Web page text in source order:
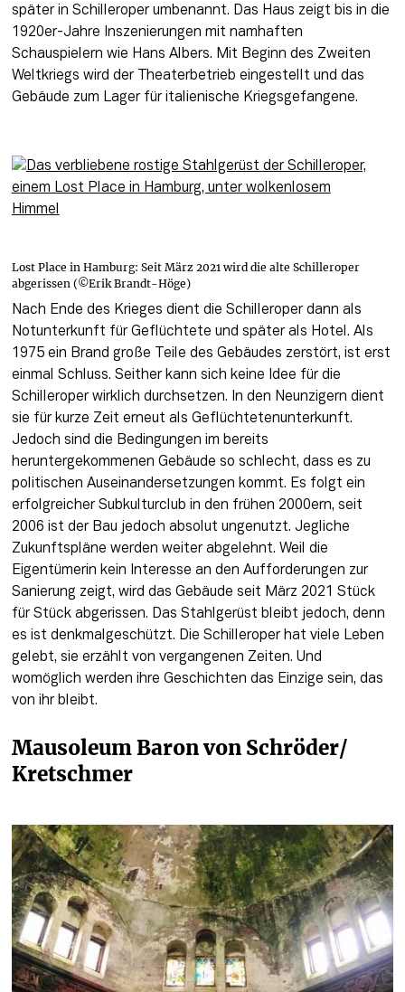
später in Schilleroper umbenannt. Das Haus zeigt bis in die
1920er-Jahre Inszenierungen mit namhaften
Schauspielern wie Hans Albers. Mit Beginn des Zweiten
Weltkriegs wird der Theaterbetrieb eingestellt und das
Gebäude zum Lager für italienische Kriegsgefangene.
Lost Place in Hamburg: Seit März 2021 wird die alte Schilleroper
abgerissen (©Erik Brandt-Höge)
Nach Ende des Krieges dient die Schilleroper dann als
Notunterkunft für Geflüchtete und später als Hotel. Als
1975 ein Brand große Teile des Gebäudes zerstört, ist erst
einmal Schluss. Seither kann sich keine Idee für die
Schilleroper wirklich durchsetzen. In den Neunzigern dient
sie für kurze Zeit erneut als Geflüchtetenunterkunft.
Jedoch sind die Bedingungen im bereits
heruntergekommenen Gebäude so schlecht, dass es zu
politischen Auseinandersetzungen kommt. Es folgt ein
erfolgreicher Subkulturclub in den frühen 2000ern, seit
2006 ist der Bau jedoch absolut ungenutzt. Jegliche
Zukunftspläne werden weiter abgelehnt. Weil die
Eigentümerin kein Interesse an den Aufforderungen zur
Sanierung zeigt, wird das Gebäude seit März 2021 Stück
für Stück abgerissen. Das Stahlgerüst bleibt jedoch, denn
es ist denkmalgeschützt. Die Schilleroper hat viele Leben
gelebt, sie erzählt von vergangenen Zeiten. Und
womöglich werden ihre Geschichten das Einzige sein, das
von ihr bleibt.
Mausoleum Baron von Schröder/
Kretschmer